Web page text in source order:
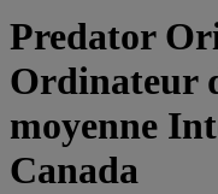
Predator
Ordinateur
moyenne
Canada